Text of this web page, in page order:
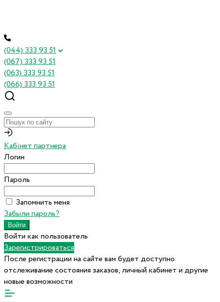
(044) 333 93 51
(067) 333 93 51
(063) 333 93 51
(066) 333 93 51
Кабінет партнера
Логин
Пароль
Запомнить меня
Забыли пароль?
Войти как пользователь
Зарегистрироваться
После регистрации на сайте вам будет доступно
отслеживание состояния заказов, личный кабинет и другие
новые возможности